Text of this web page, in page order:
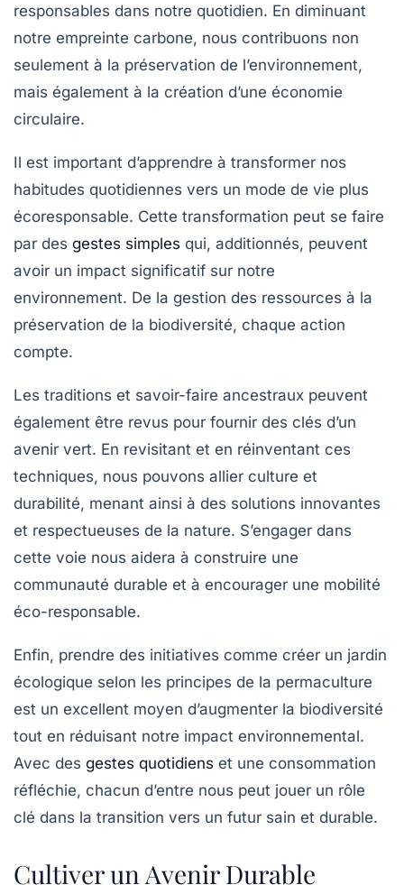
responsables dans notre quotidien. En diminuant
notre empreinte carbone, nous contribuons non
seulement à la préservation de l’environnement,
mais également à la création d’une économie
circulaire.
Il est important d’apprendre à transformer nos
habitudes quotidiennes vers un mode de vie plus
écoresponsable. Cette transformation peut se faire
par des gestes simples qui, additionnés, peuvent
avoir un impact significatif sur notre
environnement. De la gestion des ressources à la
préservation de la biodiversité, chaque action
compte.
Les traditions et savoir-faire ancestraux peuvent
également être revus pour fournir des clés d’un
avenir vert. En revisitant et en réinventant ces
techniques, nous pouvons allier culture et
durabilité, menant ainsi à des solutions innovantes
et respectueuses de la nature. S’engager dans
cette voie nous aidera à construire une
communauté durable et à encourager une mobilité
éco-responsable.
Enfin, prendre des initiatives comme créer un jardin
écologique selon les principes de la permaculture
est un excellent moyen d’augmenter la biodiversité
tout en réduisant notre impact environnemental.
Avec des gestes quotidiens et une consommation
réfléchie, chacun d’entre nous peut jouer un rôle
clé dans la transition vers un futur sain et durable.
Cultiver un Avenir Durable